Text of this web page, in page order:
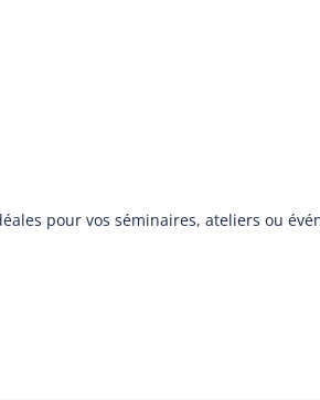
pour vos séminaires, ateliers ou